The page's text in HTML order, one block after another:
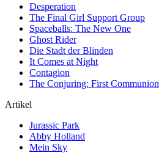
Desperation
The Final Girl Support Group
Spaceballs: The New One
Ghost Rider
Die Stadt der Blinden
It Comes at Night
Contagion
The Conjuring: First Communion
Artikel
Jurassic Park
Abby Holland
Mein Sky